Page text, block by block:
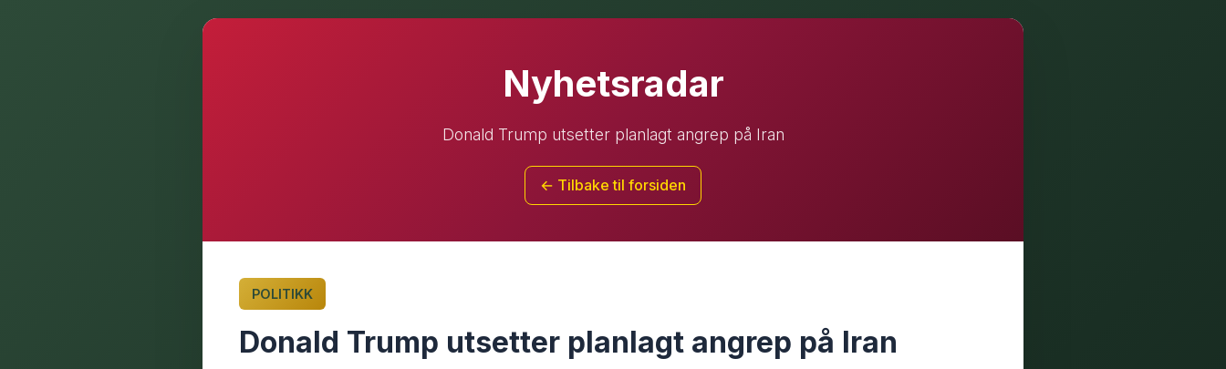
Nyhetsradar
Donald Trump utsetter planlagt angrep på Iran
← Tilbake til forsiden
POLITIKK
Donald Trump utsetter planlagt angrep på Iran